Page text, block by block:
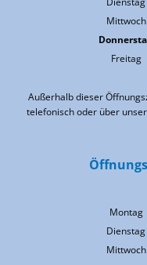
Mittwoch
Freitag
Außerhalb dieser
telefonisch oder über
Montag
Dienstag
Mittwoch